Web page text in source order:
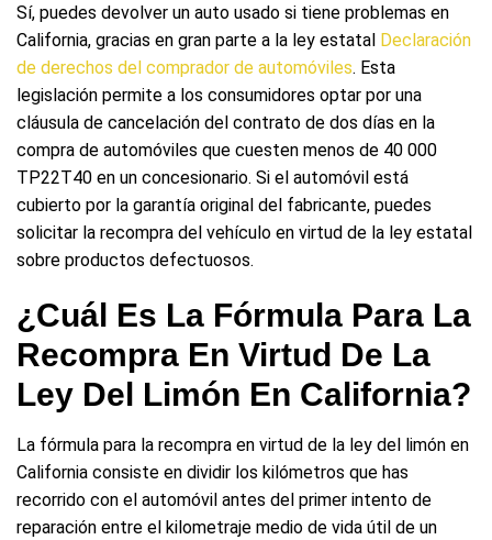
Sí, puedes devolver un auto usado si tiene problemas en
California, gracias en gran parte a la ley estatal Declaración
de derechos del comprador de automóviles. Esta
legislación permite a los consumidores optar por una
cláusula de cancelación del contrato de dos días en la
compra de automóviles que cuesten menos de 40 000
TP22T40 en un concesionario. Si el automóvil está
cubierto por la garantía original del fabricante, puedes
solicitar la recompra del vehículo en virtud de la ley estatal
sobre productos defectuosos.
¿Cuál Es La Fórmula Para La
Recompra En Virtud De La
Ley Del Limón En California?
La fórmula para la recompra en virtud de la ley del limón en
California consiste en dividir los kilómetros que has
recorrido con el automóvil antes del primer intento de
reparación entre el kilometraje medio de vida útil de un